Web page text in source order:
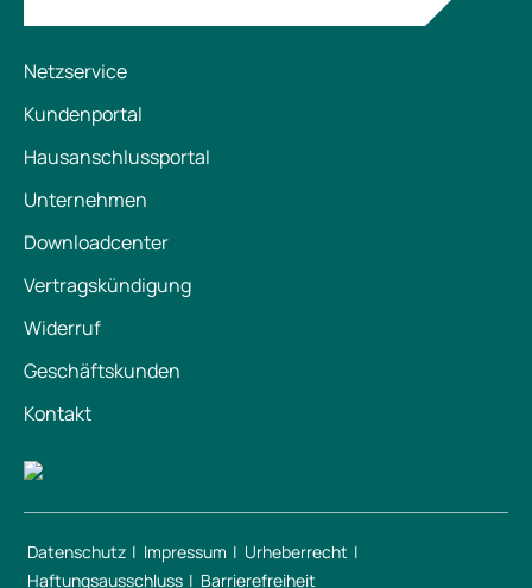
Netzservice
Kundenportal
Hausanschlussportal
Unternehmen
Downloadcenter
Vertragskündigung
Widerruf
Geschäftskunden
Kontakt
Datenschutz Impressum
Urheberrecht
Haftungsausschluss
Barrierefreiheit